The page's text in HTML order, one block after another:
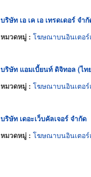
บริษัท เอ เค เอ เทรดเดอร์ จำ
หมวดหมู่ : โฆษณาบนอินเตอร์
บริษัท แอมเบี้ยนท์ ดิจิทอล (ไ
หมวดหมู่ : โฆษณาบนอินเตอร์
บริษัท เดอะเว็บคัลเจอร์ จำกัด
หมวดหมู่ : โฆษณาบนอินเตอร์